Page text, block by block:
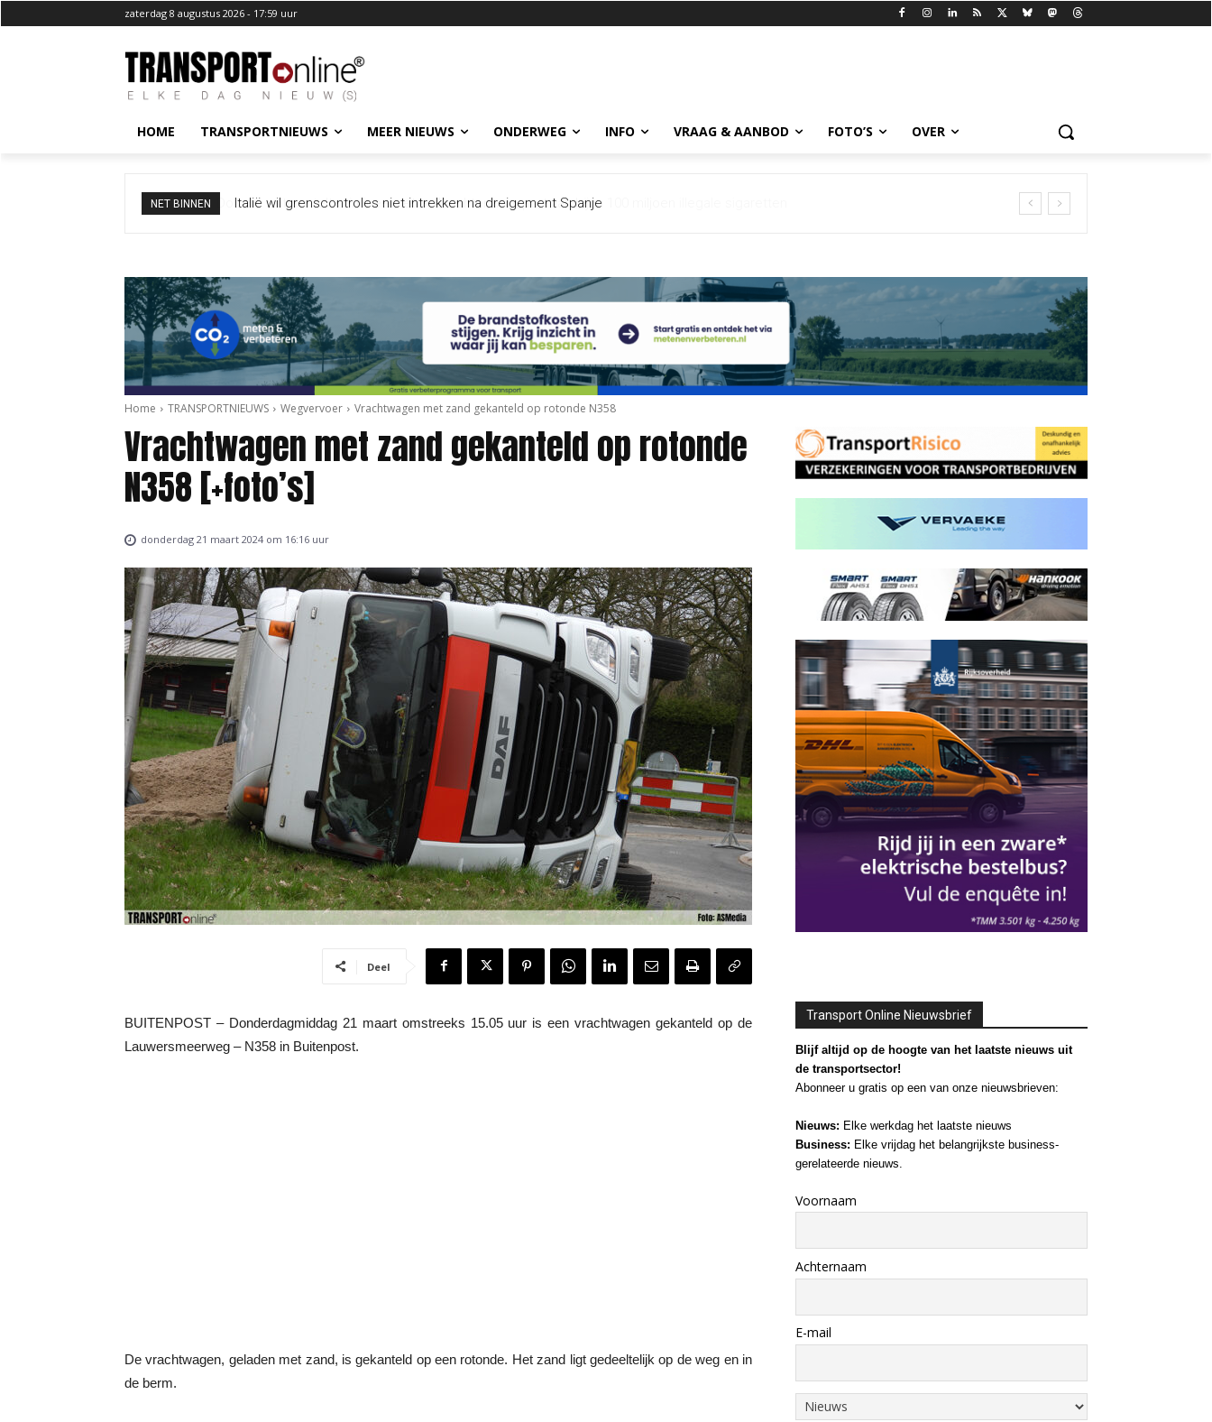
zaterdag 8 augustus 2026 - 17:59 uur
HOME TRANSPORTNIEUWS MEER NIEUWS ONDERWEG INFO VRAAG & AANBOD FOTO’S OVER
NET BINNEN Italië wil grenscontroles niet intrekken na dreigement Spanje
Home TRANSPORTNIEUWS Wegvervoer Vrachtwagen met zand gekanteld op rotonde N358
Vrachtwagen met zand gekanteld op rotonde
N358 [+foto’s]
donderdag 21 maart 2024 om 16:16 uur
Deel
BUITENPOST – Donderdagmiddag 21 maart omstreeks 15.05 uur is een vrachtwagen gekanteld op de
Lauwersmeerweg – N358 in Buitenpost.
De vrachtwagen, geladen met zand, is gekanteld op een rotonde. Het zand ligt gedeeltelijk op de weg en in
de berm.
Transport Online Nieuwsbrief
Blijf altijd op de hoogte van het laatste nieuws uit
de transportsector!
Abonneer u gratis op een van onze nieuwsbrieven:
Nieuws: Elke werkdag het laatste nieuws
Business: Elke vrijdag het belangrijkste business-
gerelateerde nieuws.
Voornaam
Achternaam
E-mail